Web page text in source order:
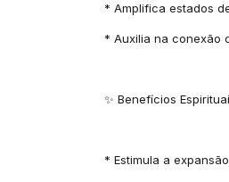
* Amplifica estados
* Auxilia na conexão
✨ Benefícios
* Estimula a